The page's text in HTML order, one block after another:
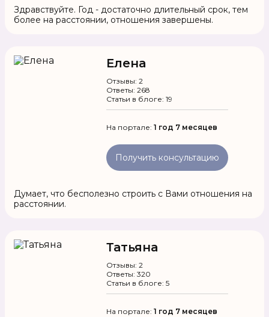
Здравствуйте. Год - достаточно длительный срок, тем
более на расстоянии, отношения завершены.
Елена
Отзывы: 2
Ответы: 268
Статьи в блоге: 19
На портале: 1 год 7 месяцев
Получить консультацию
Думает, что бесполезно строить с Вами отношения на
расстоянии.
Татьяна
Отзывы: 2
Ответы: 320
Статьи в блоге: 5
На портале: 1 год 7 месяцев